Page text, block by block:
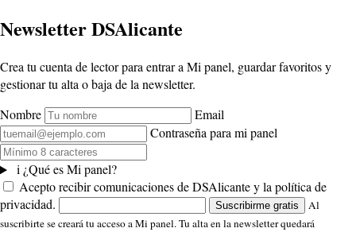
Newsletter DSAlicante
Crea tu cuenta de lector para entrar a Mi panel, guardar favoritos y
gestionar tu alta o baja de la newsletter.
Nombre
Email
Contraseña para mi panel
i¿Qué es Mi panel?
Acepto recibir comunicaciones de DSAlicante y la política de
privacidad.
Suscribirme gratis
Al
suscribirte se creará tu acceso a Mi panel. Tu alta en la newsletter quedará